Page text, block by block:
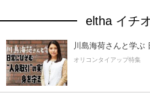
eltha イチ
川島海荷さんと学ぶ
オリコンタイアップ特集